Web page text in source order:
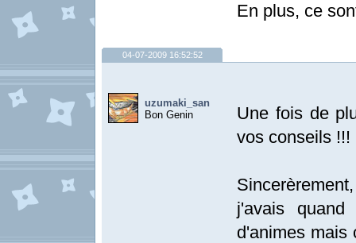
En plus, ce
04-07-2009 16:52:52
uzumaki_san
Bon Genin
Une fois de
vos conseils !!!
j'avais
d'animes mais